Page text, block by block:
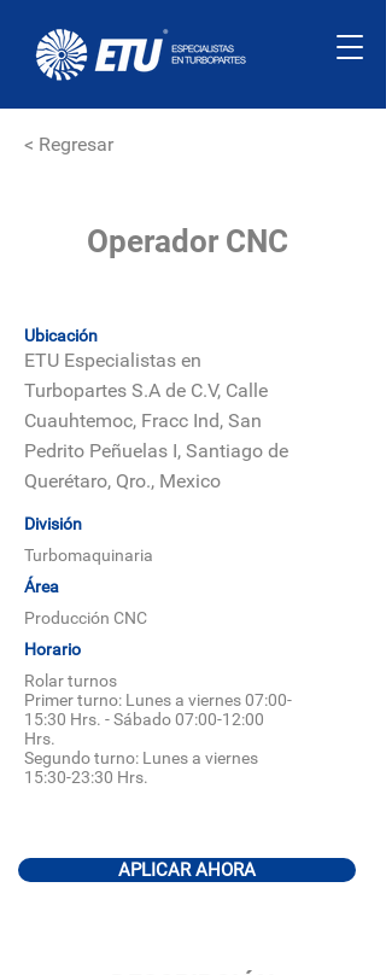
< Regresar
Operador CNC
Ubicación
ETU Especialistas en
Turbopartes S.A de C.V, Calle
Cuauhtemoc, Fracc Ind, San
Pedrito Peñuelas I, Santiago de
Querétaro, Qro., Mexico
División
Turbomaquinaria
Área
Producción CNC
Horario
Rolar turnos
Primer turno: Lunes a viernes 07:00-
15:30 Hrs. - Sábado 07:00-12:00
Hrs.
Segundo turno: Lunes a viernes
15:30-23:30 Hrs.
APLICAR AHORA